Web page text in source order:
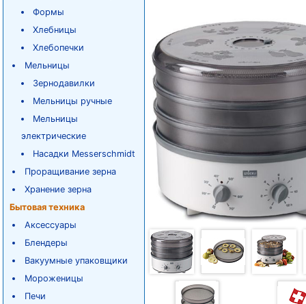
Формы
Хлебницы
Хлебопечки
Мельницы
Зернодавилки
Мельницы ручные
Мельницы
электрические
Насадки Messerschmidt
Проращивание зерна
Хранение зерна
Бытовая техника
Аксессуары
Блендеры
Вакуумные упаковщики
Мороженицы
Печи